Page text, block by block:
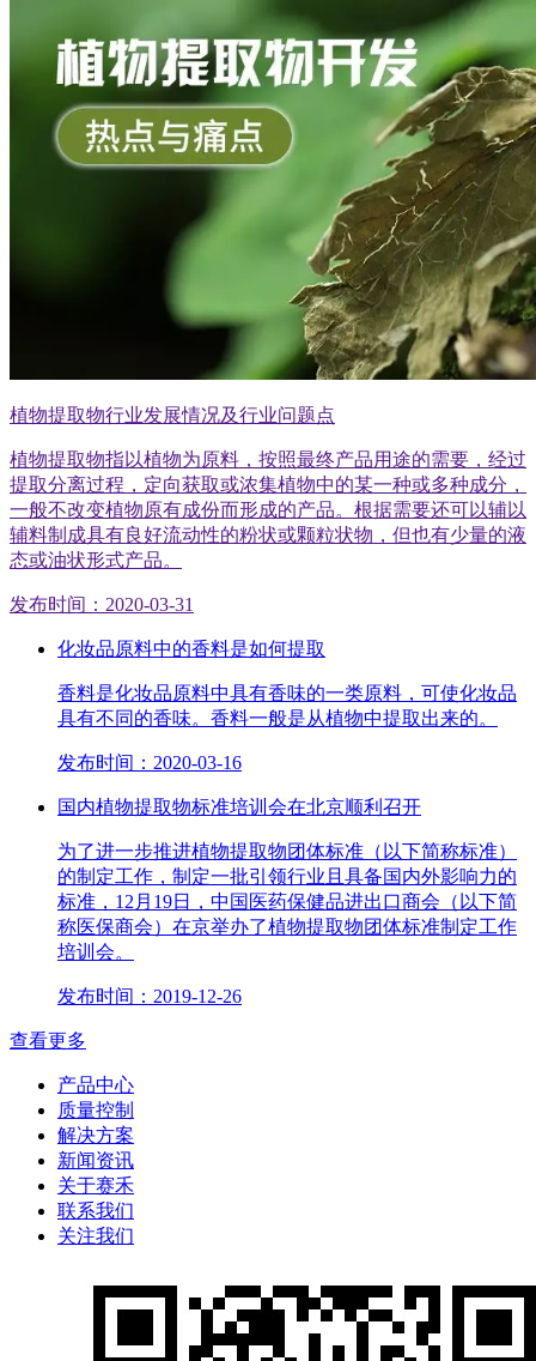
植物提取物行业发展情况及行业问题点
植物提取物指以植物为原料，按照最终产品用途的需要，经过
提取分离过程，定向获取或浓集植物中的某一种或多种成分，
一般不改变植物原有成份而形成的产品。根据需要还可以辅以
辅料制成具有良好流动性的粉状或颗粒状物，但也有少量的液
态或油状形式产品。
发布时间：2020-03-31
化妆品原料中的香料是如何提取
香料是化妆品原料中具有香味的一类原料，可使化妆品
具有不同的香味。香料一般是从植物中提取出来的。
发布时间：2020-03-16
国内植物提取物标准培训会在北京顺利召开
为了进一步推进植物提取物团体标准（以下简称标准）
的制定工作，制定一批引领行业且具备国内外影响力的
标准，12月19日，中国医药保健品进出口商会（以下简
称医保商会）在京举办了植物提取物团体标准制定工作
培训会。
发布时间：2019-12-26
查看更多
产品中心
质量控制
解决方案
新闻资讯
关于赛禾
联系我们
关注我们